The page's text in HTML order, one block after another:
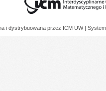
i dystrybuowana przez ICM UW |